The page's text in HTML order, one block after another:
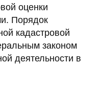
оценки
Порядок
кадастровой
законом
деятельности в